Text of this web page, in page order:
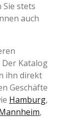
Sie stets
auch
Katalog
ihn direkt
Geschäfte
Hamburg,
,